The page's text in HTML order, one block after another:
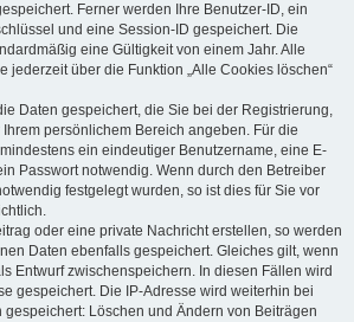
Ferner werden Ihre Benutzer-ID, ein
und eine Session-ID gespeichert. Die
eine Gültigkeit von einem Jahr. Alle
jederzeit über die Funktion „Alle Cookies löschen“
Daten gespeichert, die Sie bei der Registrierung,
persönlichem Bereich angeben. Für die
ein eindeutiger Benutzername, eine E-
Passwort notwendig. Wenn durch den Betreiber
festgelegt wurden, so ist dies für Sie vor
oder eine private Nachricht erstellen, so werden
Daten ebenfalls gespeichert. Gleiches gilt, wenn
Entwurf zwischenspeichern. In diesen Fällen wird
gespeichert. Die IP-Adresse wird weiterhin bei
gespeichert: Löschen und Ändern von Beiträgen